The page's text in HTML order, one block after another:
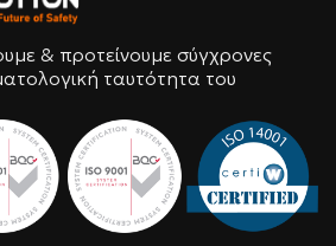
& προτείνουμε σύγχρονες
ταυτότητα του